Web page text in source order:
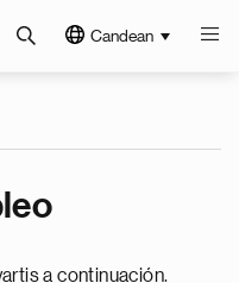
Candean
a continuación.